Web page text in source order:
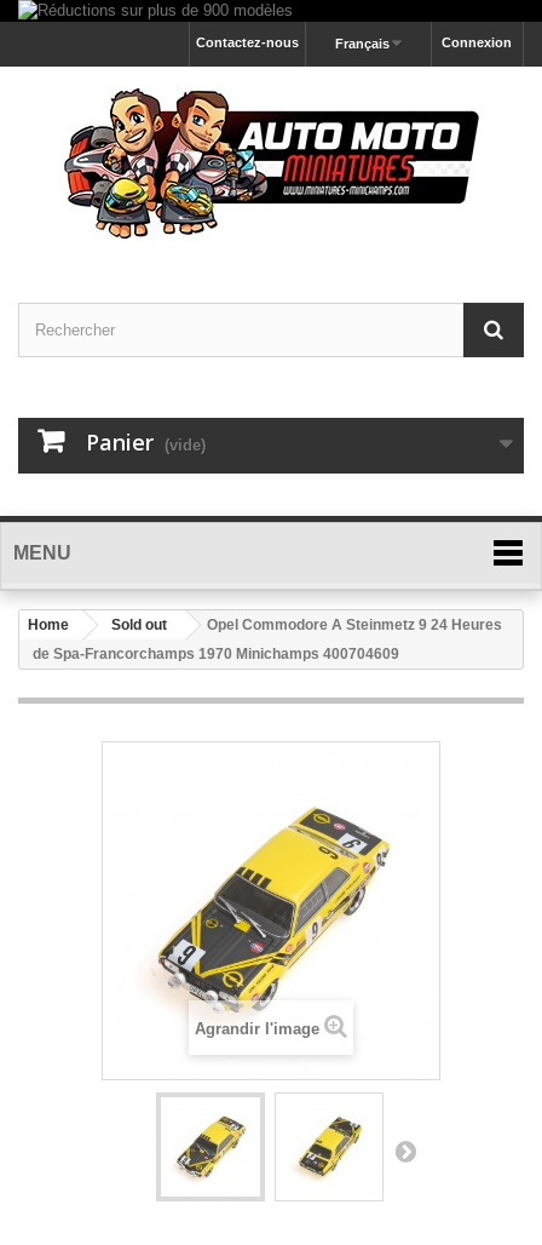
Connexion
Français
Contactez-nous
Panier (vide)
MENU
Home Sold out
Opel Commodore A Steinmetz 9 24 Heures
de Spa-Francorchamps 1970 Minichamps 400704609
Agrandir l'image